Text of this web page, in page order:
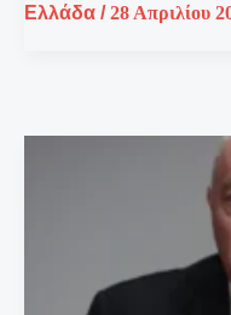
Ελλάδα /28 Απριλίου